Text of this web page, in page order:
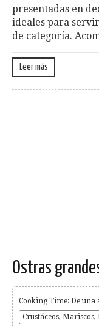
presentadas en
ideales para
de categoría.
Leer más
Ostras
Cooking Time: De una
Crustáceos, Mariscos,